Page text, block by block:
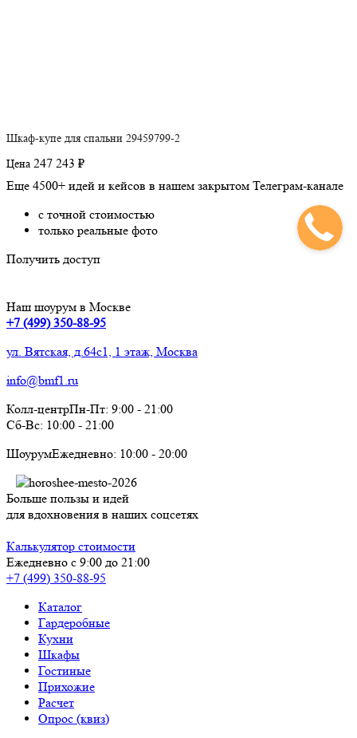
Шкаф-купе для спальни 29459799-2
Цена 247 243 ₽
Еще 4500+ идей и кейсов в нашем закрытом Телеграм-канале
с точной стоимостью
только реальные фото
Получить доступ
Наш шоурум в Москве
+7 (499) 350-88-95
ул. Вятская, д.64с1, 1 этаж, Москва
info@bmf1.ru
Колл-центрПн-Пт: 9:00 - 21:00
Сб-Вс: 10:00 - 21:00
ШоурумЕжедневно: 10:00 - 20:00
Больше пользы и идей
для вдохновения в наших соцсетях
Калькулятор стоимости
Ежедневно с 9:00 до 21:00
+7 (499) 350-88-95
Каталог
Гардеробные
Кухни
Шкафы
Гостиные
Прихожие
Расчет
Опрос (квиз)